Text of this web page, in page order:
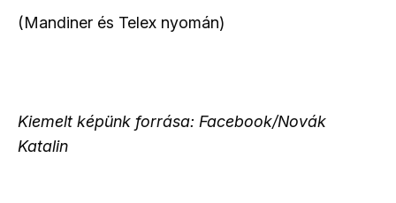
(Mandiner és Telex nyomán)
Kiemelt képünk forrása: Facebook/Novák
Katalin